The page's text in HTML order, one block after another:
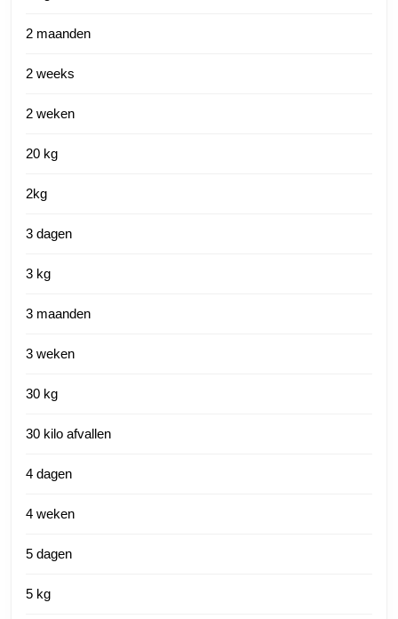
2 maanden
2 weeks
2 weken
20 kg
2kg
3 dagen
3 kg
3 maanden
3 weken
30 kg
30 kilo afvallen
4 dagen
4 weken
5 dagen
5 kg